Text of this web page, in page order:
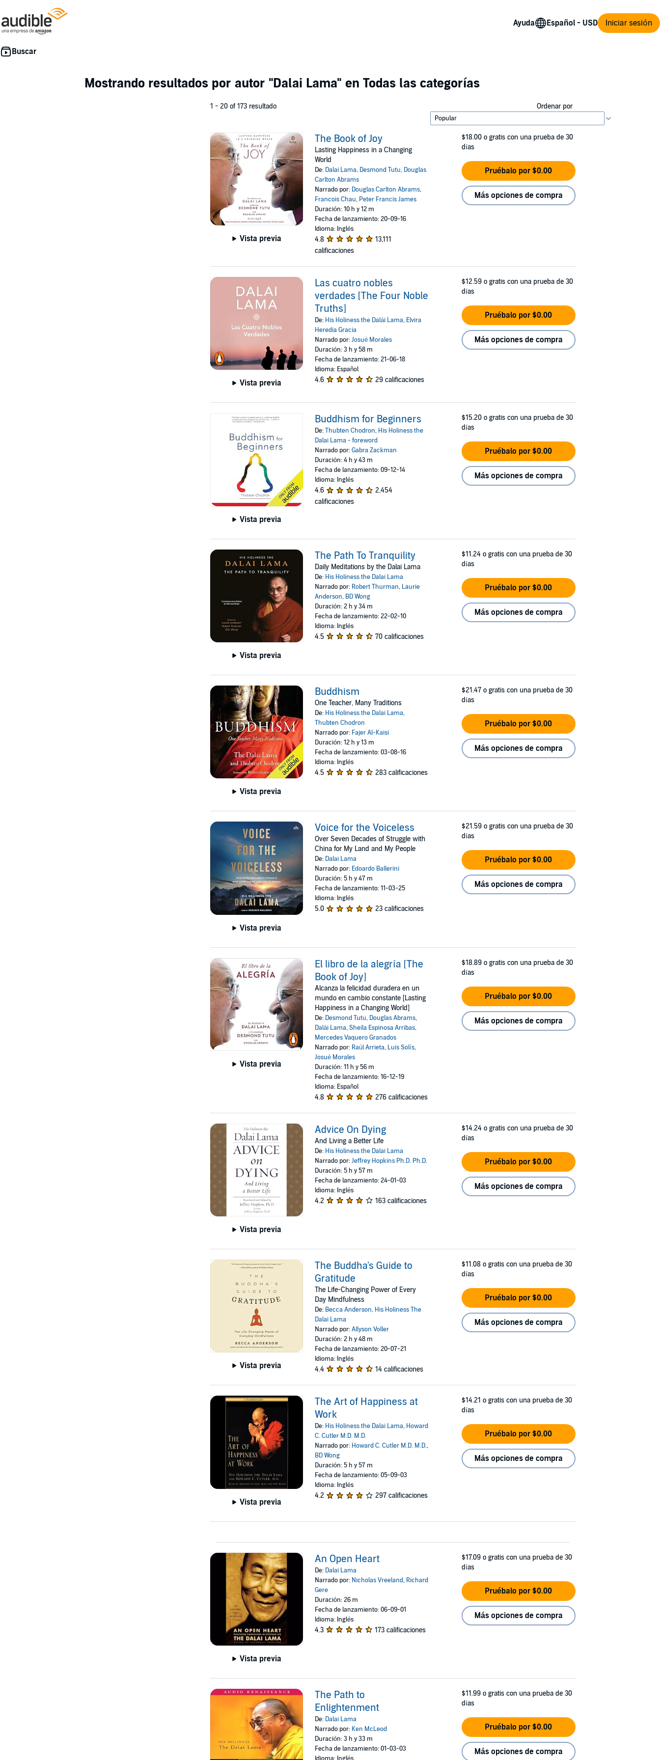
Ayuda Iniciar sesión
Mostrando resultados por autor "Dalai Lama" en Todas las categorías
1 - 20 of 173 resultado Ordenar por
Vista previa
The Book of Joy
Lasting Happiness in a Changing
World
De: Dalai Lama, Desmond Tutu, Douglas
Carlton Abrams
Narrado por: Douglas Carlton Abrams,
Francois Chau, Peter Francis James
Duración: 10 h y 12 m
Fecha de lanzamiento: 20-09-16
Idioma: Inglés
4.8
13,111
calificaciones
$18.00 o gratis con una prueba de 30
días
Pruébalo por $0.00
Más opciones de compra
Vista previa
Las cuatro nobles
verdades [The Four Noble
Truths]
De: His Holiness the Dalái Lama, Elvira
Heredia Gracia
Narrado por:Josué Morales
Duración: 3 h y 58 m
Fecha de lanzamiento: 21-06-18
Idioma: Español
4.6 29 calificaciones
$12.59 o gratis con una prueba de 30
días
Pruébalo por $0.00
Más opciones de compra
Vista previa
Buddhism for Beginners
De:Thubten Chodron, His Holiness the
Dalai Lama - foreword
Narrado por:Gabra Zackman
Duración: 4 h y 43 m
Fecha de lanzamiento: 09-12-14
Idioma: Inglés
4.6
2,454
calificaciones
$15.20 o gratis con una prueba de 30
días
Pruébalo por $0.00
Más opciones de compra
Vista previa
The Path To Tranquility
Daily Meditations by the Dalai Lama
De: His Holiness the Dalai Lama
Narrado por: Robert Thurman, Laurie
Anderson, BD Wong
Duración: 2 h y 34 m
Fecha de lanzamiento: 22-02-10
Idioma: Inglés
4.5 70 calificaciones
$11.24 o gratis con una prueba de 30
días
Pruébalo por $0.00
Más opciones de compra
Vista previa
Buddhism
One Teacher, Many Traditions
De: His Holiness the Dalai Lama,
Thubten Chodron
Narrado por: Fajer Al-Kaisi
Duración: 12 h y 13 m
Fecha de lanzamiento: 03-08-16
Idioma: Inglés
4.5 283 calificaciones
$21.47 o gratis con una prueba de 30
días
Pruébalo por $0.00
Más opciones de compra
Vista previa
Voice for the Voiceless
Over Seven Decades of Struggle with
China for My Land and My People
De: Dalai Lama
Narrado por: Edoardo Ballerini
Duración: 5 h y 47 m
Fecha de lanzamiento: 11-03-25
Idioma: Inglés
5.0 23 calificaciones
$21.59 o gratis con una prueba de 30
días
Pruébalo por $0.00
Más opciones de compra
Vista previa
El libro de la alegría [The
Book of Joy]
Alcanza la felicidad duradera en un
mundo en cambio constante [Lasting
Happiness in a Changing World]
De: Desmond Tutu, Douglas Abrams,
Dalái Lama,Sheila Espinosa Arribas,
Mercedes Vaquero Granados
Narrado por: Raúl Arrieta, Luis Solís,
Josué Morales
Duración: 11 h y 56 m
Fecha de lanzamiento: 16-12-19
Idioma: Español
4.8 276 calificaciones
$18.89 o gratis con una prueba de 30
días
Pruébalo por $0.00
Más opciones de compra
Vista previa
Advice On Dying
And Living a Better Life
De: His Holiness the Dalai Lama
Narrado por:Jeffrey Hopkins Ph.D. Ph.D.
Duración: 5 h y 57 m
Fecha de lanzamiento: 24-01-03
Idioma: Inglés
4.2 163 calificaciones
$14.24 o gratis con una prueba de 30
días
Pruébalo por $0.00
Más opciones de compra
Vista previa
The Buddha's Guide to
Gratitude
The Life-Changing Power of Every
Day Mindfulness
De: Becca Anderson, His Holiness The
Dalai Lama
Narrado por:Allyson Voller
Duración: 2 h y 48 m
Fecha de lanzamiento: 20-07-21
Idioma: Inglés
4.4 14 calificaciones
$11.08 o gratis con una prueba de 30
días
Pruébalo por $0.00
Más opciones de compra
Vista previa
The Art of Happiness at
Work
De: His Holiness the Dalai Lama, Howard
C. Cutler M.D. M.D.
Narrado por: Howard C. Cutler M.D. M.D.,
BD Wong
Duración: 5 h y 57 m
Fecha de lanzamiento: 05-09-03
Idioma: Inglés
4.2 297 calificaciones
$14.21 o gratis con una prueba de 30
días
Pruébalo por $0.00
Más opciones de compra
Vista previa
An Open Heart
De: Dalai Lama
Narrado por: Nicholas Vreeland, Richard
Gere
Duración: 26 m
Fecha de lanzamiento: 06-09-01
Idioma: Inglés
4.3 173 calificaciones
$17.09 o gratis con una prueba de 30
días
Pruébalo por $0.00
Más opciones de compra
The Path to
Enlightenment
De: Dalai Lama
Narrado por: Ken McLeod
Duración: 3 h y 33 m
Fecha de lanzamiento: 01-03-03
$11.99 o gratis con una prueba de 30
días
Pruébalo por $0.00
Más opciones de compra